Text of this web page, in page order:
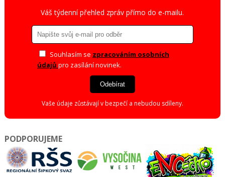
Váš týdenní přehled zpráv přímo do e-mailu.
Souhlasím se zpracováním osobních
údajů pro zasílání novinek.
Odebírat
Vaše údaje zůstávají v bezpečí a nebudou sdíleny.
PODPORUJEME